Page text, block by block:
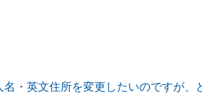
・英文住所を変更したいのですが、